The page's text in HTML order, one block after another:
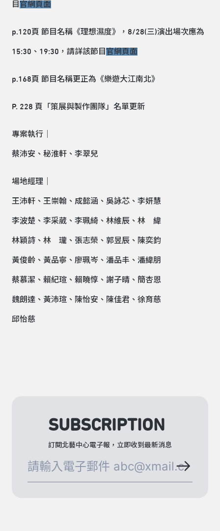
目 官網頁面
p.120頁 節目名稱《理想濕度》，8/28(三)演出場次應為
15:30、19:30，請詳該節目 官網頁面
p.168頁 節目名稱更正為《樂遊大江南北》
P. 228 頁「策展與製作團隊」名單更新
專案執行｜
蔡沛安、秘淮軒、李翠兒
場地經理｜
王沛軒、王崇翰、成懿涵、吳詠芯、李妍慧
李波楚、李采葳、李珮綺、林維辰、林 緯
林穎詩、林 瓏、張志榮、郭昱辰、陳奕鈞
黃俊齡、黃品寧、廖珮岑、潘品丰、潘緯朋
蔡慕潔、賴紀瑄、賴曉惇、謝子晴、簡杏恩
魏朗達、黃沛瑄、陳怡安、陳佳君、徐育慈
邱怡慈
SUBSCRIPTION
訂閱北藝中心電子報，立即收到最新消息